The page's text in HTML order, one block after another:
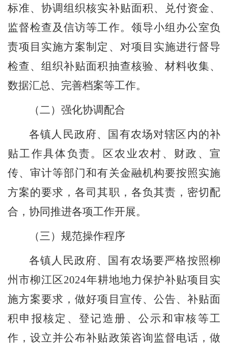
标准、协调组织核实补贴面积、兑付资金、
监督检查及信访等工作。领导小组办公室负
责项目实施方案制定、对项目实施进行督导
检查、组织补贴面积抽查核验、材料收集、
数据汇总、完善档案等工作。
（二）强化协调配合
各镇人民政府、国有农场对辖区内的补
贴工作具体负责。
区农业农村 、财政、宣
传、审计等部门和有关金融机构要按照实施
方案的要求，各司其职，各负其责，密切配
合，协同推进各项工作开展。
（三）规范操作程序
各镇人民政府、国有农场要严格按照柳
州市柳江区2024年耕地地力保护补贴项目实
施方案要求，做好项目宣传、公告、 补贴面
积申报核定、登记造册、公示和审核等工
作，设立并公布补贴政策咨询监督电话 ，做